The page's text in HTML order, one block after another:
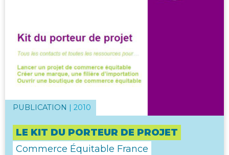
PUBLICATION | 2010
LE KIT DU PORTEUR DE PROJET
Commerce Équitable France